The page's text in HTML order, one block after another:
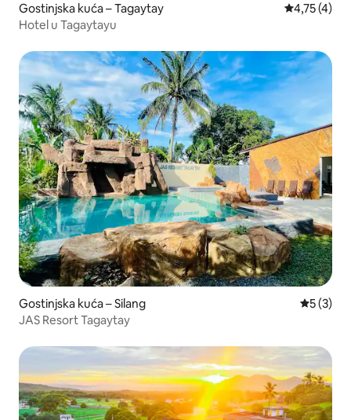
Gostinjska kuća – Tagaytay Prosječna
4,75 (4)
Hotel u Tagaytayu
Gostinjska kuća – Silang
5 (3)
JAS Resort Tagaytay